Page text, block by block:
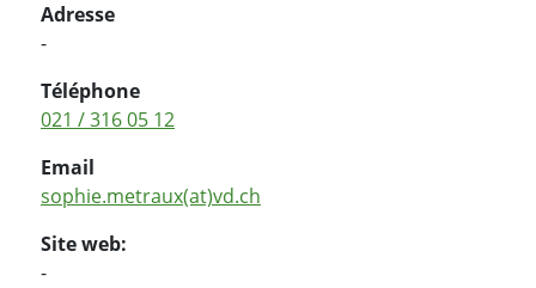
Adresse
-
Téléphone
021 / 316 05 12
Email
sophie.metraux(at)vd.ch
Site web:
-